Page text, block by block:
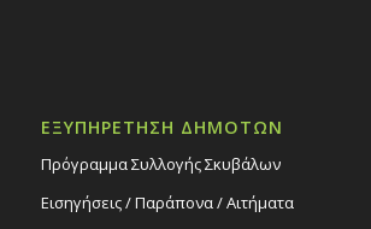
ΕΞΥΠΗΡΕΤΗΣΗ ΔΗΜΟΤΩΝ
Πρόγραμμα Συλλογής Σκυβάλων
Εισηγήσεις / Παράπονα / Αιτήματα